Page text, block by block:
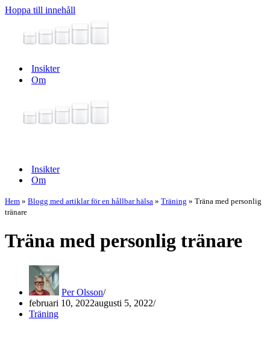
Hoppa till innehåll
Insikter
Om
Insikter
Om
Hem » Blogg med artiklar för en hållbar hälsa » Träning » Träna med personlig
tränare
Träna med personlig tränare
Per Olsson
februari 10, 2022augusti 5, 2022
Träning